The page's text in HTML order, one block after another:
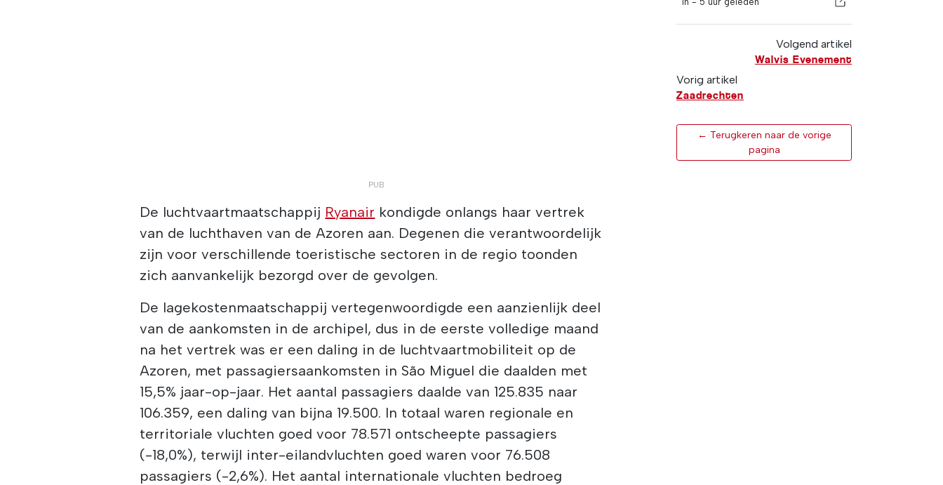
De luchtvaartmaatschappij Ryanair kondigde onlangs haar vertrek
van de luchthaven van de Azoren aan. Degenen die verantwoordelijk
zijn voor verschillende toeristische sectoren in de regio toonden
zich aanvankelijk bezorgd over de gevolgen.
De lagekostenmaatschappij vertegenwoordigde een aanzienlijk deel
van de aankomsten in de archipel, dus in de eerste volledige maand
na het vertrek was er een daling in de luchtvaartmobiliteit op de
Azoren, met passagiersaankomsten in São Miguel die daalden met
15,5% jaar-op-jaar. Het aantal passagiers daalde van 125.835 naar
106.359, een daling van bijna 19.500. In totaal waren regionale en
territoriale vluchten goed voor 78.571 ontscheepte passagiers
(-18,0%), terwijl inter-eilandvluchten goed waren voor 76.508
passagiers (-2,6%). Het aantal internationale vluchten bedroeg
Volgend artikel
Walvis Evenement
Vorig artikel
Zaadrechten
← Terugkeren naar de vorige
pagina